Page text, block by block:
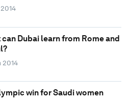
can Dubai learn from Rome and
2014
win for Saudi women